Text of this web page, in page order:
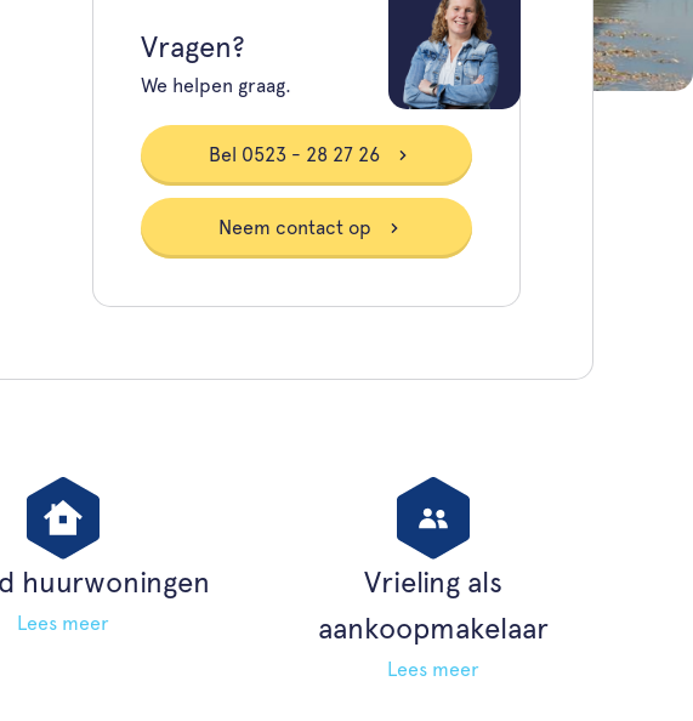
Vragen?
We helpen graag.
Bel 0523 - 28 27 26
Neem contact op
huurwoningen
Lees meer
Vrieling als
aankoopmakelaar
Lees meer